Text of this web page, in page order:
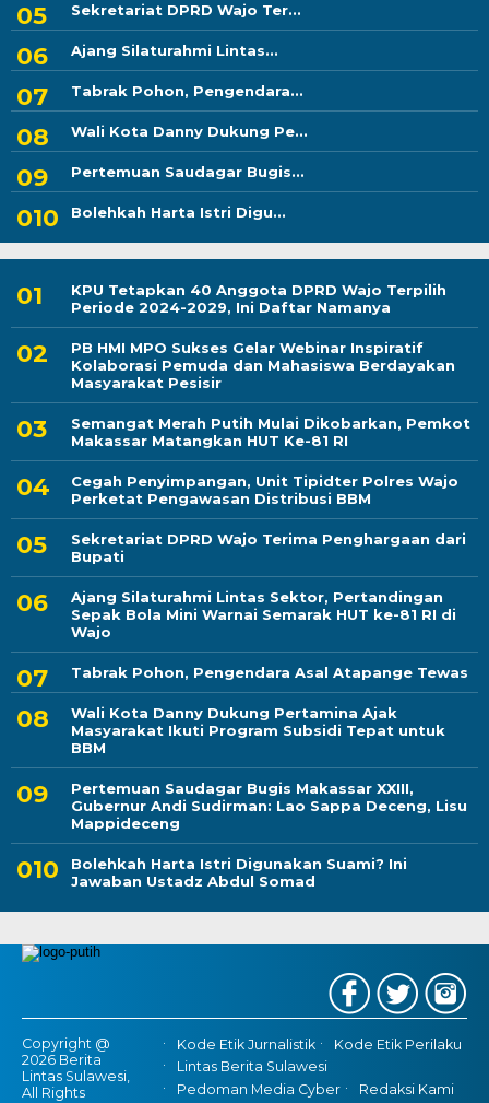
Sekretariat DPRD Wajo Ter...
Ajang Silaturahmi Lintas...
Tabrak Pohon, Pengendara...
Wali Kota Danny Dukung Pe...
Pertemuan Saudagar Bugis...
Bolehkah Harta Istri Digu...
KPU Tetapkan 40 Anggota DPRD Wajo Terpilih
Periode 2024-2029, Ini Daftar Namanya
PB HMI MPO Sukses Gelar Webinar Inspiratif
Kolaborasi Pemuda dan Mahasiswa Berdayakan
Masyarakat Pesisir
Semangat Merah Putih Mulai Dikobarkan, Pemkot
Makassar Matangkan HUT Ke-81 RI
Cegah Penyimpangan, Unit Tipidter Polres Wajo
Perketat Pengawasan Distribusi BBM
Sekretariat DPRD Wajo Terima Penghargaan dari
Bupati
Ajang Silaturahmi Lintas Sektor, Pertandingan
Sepak Bola Mini Warnai Semarak HUT ke-81 RI di
Wajo
Tabrak Pohon, Pengendara Asal Atapange Tewas
Wali Kota Danny Dukung Pertamina Ajak
Masyarakat Ikuti Program Subsidi Tepat untuk
BBM
Pertemuan Saudagar Bugis Makassar XXIII,
Gubernur Andi Sudirman: Lao Sappa Deceng, Lisu
Mappideceng
Bolehkah Harta Istri Digunakan Suami? Ini
Jawaban Ustadz Abdul Somad
Copyright @
2026 Berita
Lintas Sulawesi,
All Rights
Kode Etik Jurnalistik
Kode Etik Perilaku
Lintas Berita Sulawesi
Pedoman Media Cyber
Redaksi Kami